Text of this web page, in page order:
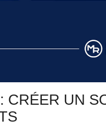
CRÉER UN